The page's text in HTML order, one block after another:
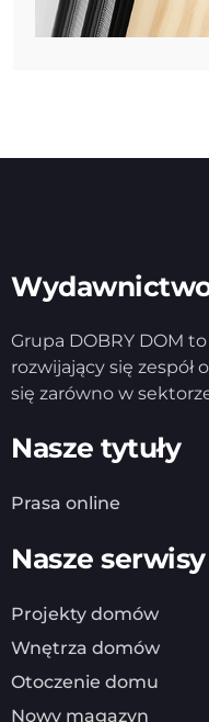
Grupa DOBRY DOM
rozwijający się
się zarówno w
Nasze tytuły
Prasa online
Nasze
Projekty domów
Wnętrza domów
Otoczenie domu
Nowy magazyn